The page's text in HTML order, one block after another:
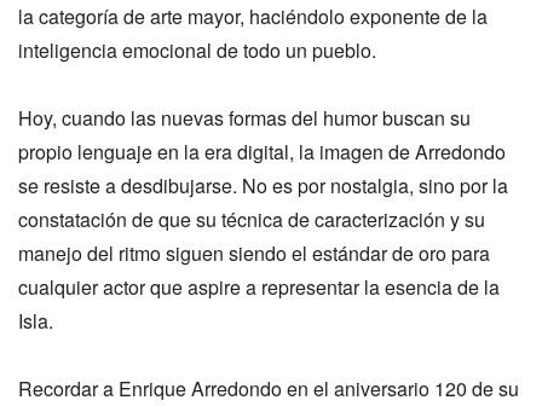
la categoría de arte mayor, haciéndolo exponente de la
inteligencia emocional de todo un pueblo.
Hoy, cuando las nuevas formas del humor buscan su
propio lenguaje en la era digital, la imagen de Arredondo
se resiste a desdibujarse. No es por nostalgia, sino por la
constatación de que su técnica de caracterización y su
manejo del ritmo siguen siendo el estándar de oro para
cualquier actor que aspire a representar la esencia de la
Isla.
Recordar a Enrique Arredondo en el aniversario 120 de su